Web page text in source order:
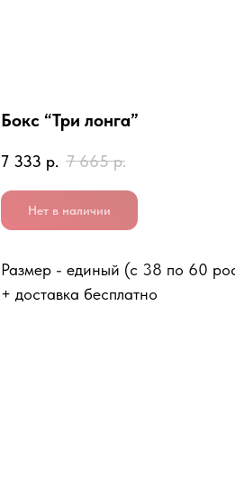
Бокс “Три лонга”
7 333 р. 7 665 р.
Нет в наличии
Размер - единый (с 38 по 60
+ доставка бесплатно